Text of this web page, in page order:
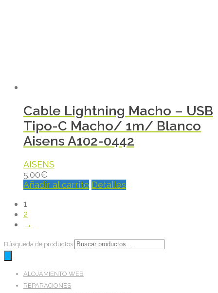
Cable Lightning Macho – USB
Tipo-C Macho/ 1m/ Blanco
Aisens A102-0442
AISENS
5.00€
Añadir al carrito Detalles
1
2
→
Búsqueda de productos
ALOJAMIENTO WEB
REPARACIONES